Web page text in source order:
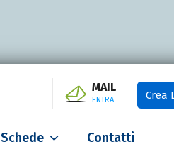
MAIL
ENTRA Crea
Schede Contatti